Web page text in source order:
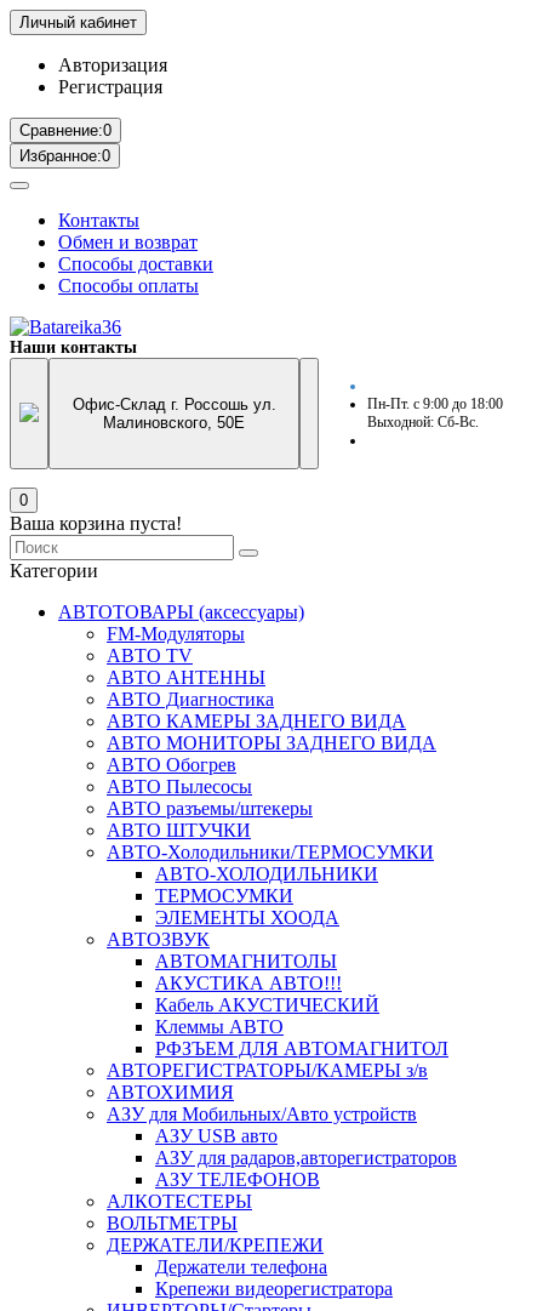
Личный кабинет
Авторизация
Регистрация
Сравнение:0
Избранное:0
Контакты
Обмен и возврат
Способы доставки
Способы оплаты
Наши контакты
Офис-Склад г. Россошь ул.
Малиновского, 50Е
Пн-Пт. с 9:00 до 18:00
Выходной: Сб-Вс.
0
Ваша корзина пуста!
Категории
АВТОТОВАРЫ (аксессуары)
FM-Модуляторы
АВТО TV
АВТО АНТЕННЫ
АВТО Диагностика
АВТО КАМЕРЫ ЗАДНЕГО ВИДА
АВТО МОНИТОРЫ ЗАДНЕГО ВИДА
АВТО Обогрев
АВТО Пылесосы
АВТО разъемы/штекеры
АВТО ШТУЧКИ
АВТО-Холодильники/ТЕРМОСУМКИ
АВТО-ХОЛОДИЛЬНИКИ
ТЕРМОСУМКИ
ЭЛЕМЕНТЫ ХООДА
АВТОЗВУК
АВТОМАГНИТОЛЫ
АКУСТИКА АВТО!!!
Кабель АКУСТИЧЕСКИЙ
Клеммы АВТО
РФЗЪЕМ ДЛЯ АВТОМАГНИТОЛ
АВТОРЕГИСТРАТОРЫ/КАМЕРЫ з/в
АВТОХИМИЯ
АЗУ для Мобильных/Авто устройств
АЗУ USB авто
АЗУ для радаров,авторегистраторов
АЗУ ТЕЛЕФОНОВ
АЛКОТЕСТЕРЫ
ВОЛЬТМЕТРЫ
ДЕРЖАТЕЛИ/КРЕПЕЖИ
Держатели телефона
Крепежи видеорегистратора